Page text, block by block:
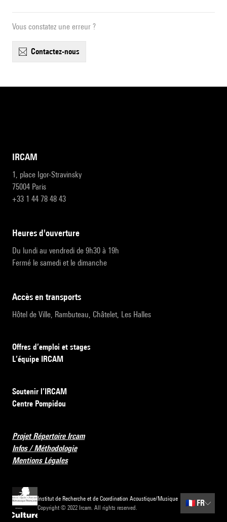
Vous constatez une erreur ?
contactez-nous
IRCAM
1, place Igor-Stravinsky
75004 Paris
+33 1 44 78 48 43
heures d'ouverture
Du lundi au vendredi de 9h30 à 19h
Fermé le samedi et le dimanche
accès en transports
Hôtel de Ville, Rambuteau, Châtelet, Les Halles
Offres d’emploi et stages
L’équipe IRCAM
Soutenir l’IRCAM
Centre Pompidou
Projet Répertoire Ircam
Infos / Méthodologie
Mentions Légales
Institut de Recherche et de Coordination Acoustique/Musique
Copyright © 2022 Ircam. All rights reserved.
🇫🇷 FR